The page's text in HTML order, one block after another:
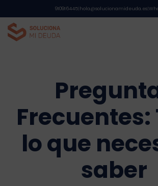
al
contenido
910916445|hola@solucionamideuda.es|
Frecuentes:
lo que
saber